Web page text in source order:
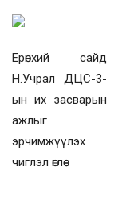
Ерөнхий сайд
Н.Учрал ДЦС-3-
ын их засварын
ажлыг
эрчимжүүлэх
чиглэл өглөө